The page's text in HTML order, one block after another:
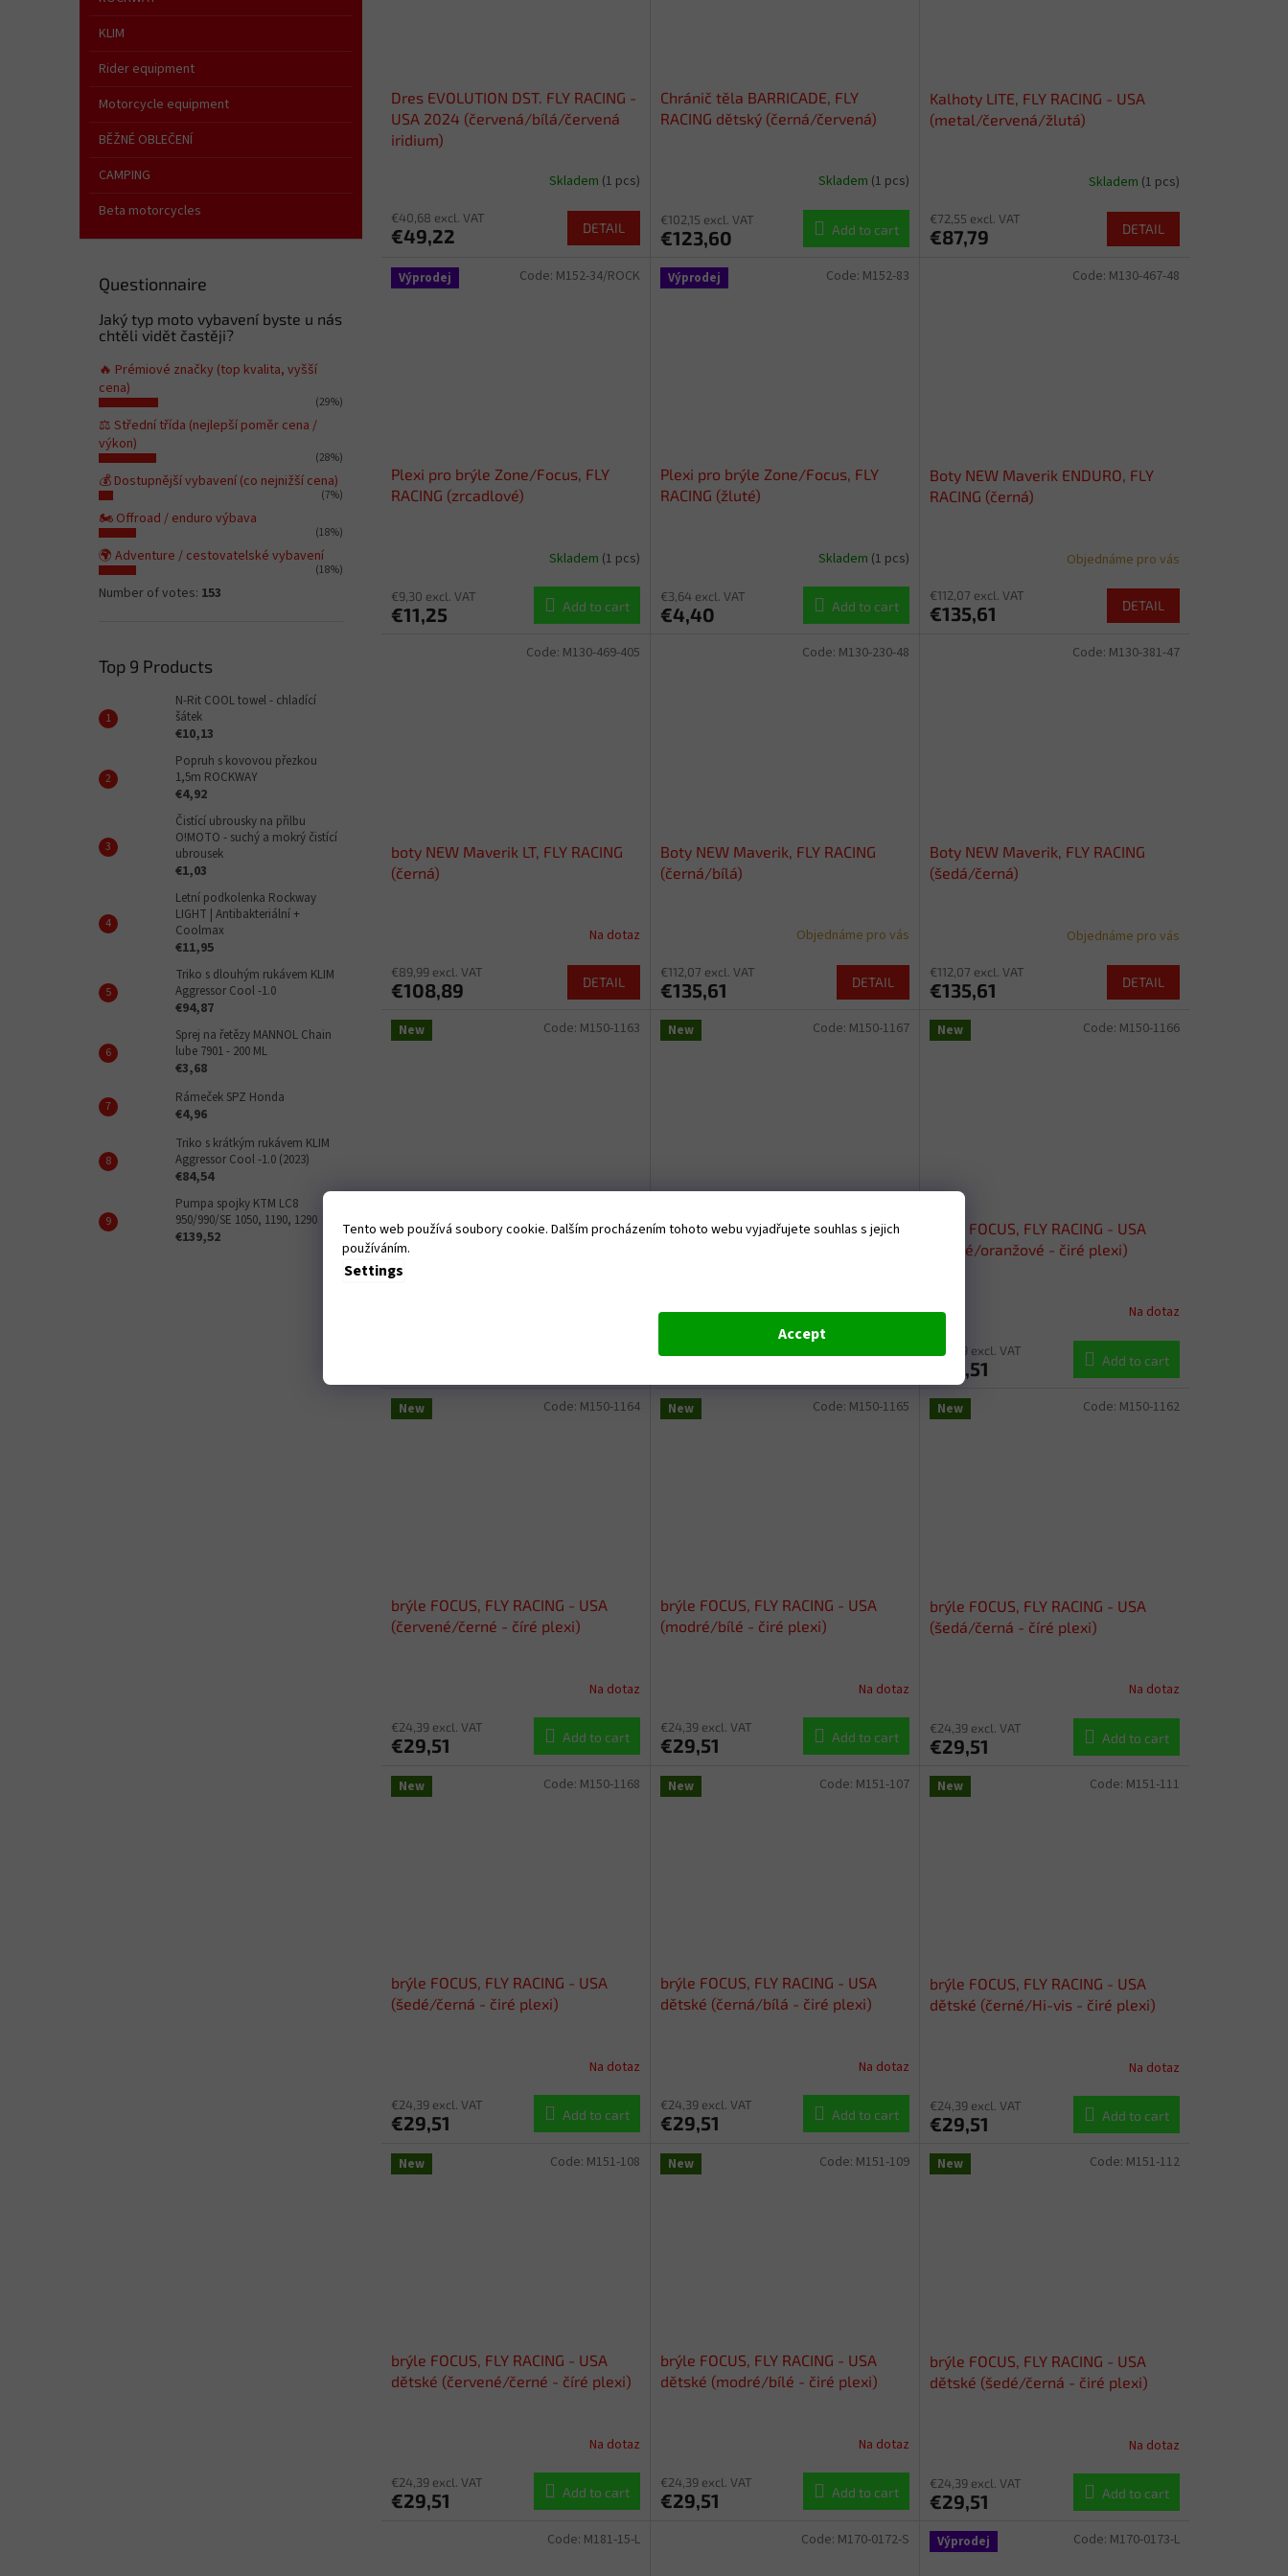
Tento web používá soubory cookie. Dalším procházením tohoto webu vyjadřujete souhlas s jejich
používáním.
Settings
Accept
KLIM
Rider equipment
Motorcycle equipment
BĚŽNÉ OBLEČENÍ
CAMPING
Beta motorcycles
Questionnaire
Jaký typ moto vybavení byste u nás
chtěli vidět častěji?
🔥 Prémiové značky (top kvalita, vyšší
cena)
(29%)
⚖️ Střední třída (nejlepší poměr cena /
výkon)
(28%)
💰 Dostupnější vybavení (co nejnižší cena)
(7%)
🏍️ Offroad / enduro výbava
(18%)
🌍 Adventure / cestovatelské vybavení
(18%)
Number of votes: 153
Top 9 Products
N-Rit COOL towel - chladící
šátek
€10,13
Popruh s kovovou přezkou
1,5m ROCKWAY
€4,92
Čistící ubrousky na přilbu
O!MOTO - suchý a mokrý čistící
ubrousek
€1,03
Letní podkolenka Rockway
LIGHT | Antibakteriální +
Coolmax
€11,95
Triko s dlouhým rukávem KLIM
Aggressor Cool -1.0
€94,87
Sprej na řetězy MANNOL Chain
lube 7901 - 200 ML
€3,68
Rámeček SPZ Honda
€4,96
Triko s krátkým rukávem KLIM
Aggressor Cool -1.0 (2023)
€84,54
Pumpa spojky KTM LC8
950/990/SE 1050, 1190, 1290
€139,52
Dres EVOLUTION DST. FLY RACING -
USA 2024 (červená/bílá/červená
iridium)
Skladem (1 pcs)
€40,68 excl. VAT
€49,22 DETAIL
Chránič těla BARRICADE, FLY
RACING dětský (černá/červená)
Skladem (1 pcs)
€102,15 excl. VAT
€123,60 Add to cart
Kalhoty LITE, FLY RACING - USA
(metal/červená/žlutá)
Skladem (1 pcs)
€72,55 excl. VAT
€87,79 DETAIL
Výprodej
Plexi pro brýle Zone/Focus, FLY
RACING (zrcadlové)
Skladem (1 pcs)
€9,30 excl. VAT
€11,25 Add to cart
Code: M152-34/ROCK Výprodej
Plexi pro brýle Zone/Focus, FLY
RACING (žluté)
Skladem (1 pcs)
€3,64 excl. VAT
€4,40 Add to cart
Code: M152-83
Boty NEW Maverik ENDURO, FLY
RACING (černá)
Objednáme pro vás
€112,07 excl. VAT
€135,61 DETAIL
Code: M130-467-48
boty NEW Maverik LT, FLY RACING
(černá)
Na dotaz
€89,99 excl. VAT
€108,89 DETAIL
Code: M130-469-405
Boty NEW Maverik, FLY RACING
(černá/bílá)
Objednáme pro vás
€112,07 excl. VAT
€135,61 DETAIL
Code: M130-230-48
Boty NEW Maverik, FLY RACING
(šedá/černá)
Objednáme pro vás
€112,07 excl. VAT
€135,61 DETAIL
Code: M130-381-47
New
brýle FOCUS, FLY RACING - USA
(černá/bílá - čiré plexi)
Code: M150-1163 New
brýle FOCUS, FLY RACING - USA
Na dotaz
Add to cart
Code: M150-1167 New
brýle FOCUS, FLY RACING - USA
(černé/oranžové - čiré plexi)
Na dotaz
€24,39 excl. VAT
€29,51 Add to cart
Code: M150-1166
New
brýle FOCUS, FLY RACING - USA
(červené/černé - číré plexi)
Na dotaz
€24,39 excl. VAT
€29,51 Add to cart
Code: M150-1164 New
brýle FOCUS, FLY RACING - USA
(modré/bílé - čiré plexi)
Na dotaz
€24,39 excl. VAT
€29,51 Add to cart
Code: M150-1165 New
brýle FOCUS, FLY RACING - USA
(šedá/černá - číré plexi)
Na dotaz
€24,39 excl. VAT
€29,51 Add to cart
Code: M150-1162
New
brýle FOCUS, FLY RACING - USA
(šedé/černá - čiré plexi)
Na dotaz
€24,39 excl. VAT
€29,51 Add to cart
Code: M150-1168 New
brýle FOCUS, FLY RACING - USA
dětské (černá/bílá - čiré plexi)
Na dotaz
€24,39 excl. VAT
€29,51 Add to cart
Code: M151-107 New
brýle FOCUS, FLY RACING - USA
dětské (černé/Hi-vis - čiré plexi)
Na dotaz
€24,39 excl. VAT
€29,51 Add to cart
Code: M151-111
New
brýle FOCUS, FLY RACING - USA
dětské (červené/černé - číré plexi)
Na dotaz
€24,39 excl. VAT
€29,51 Add to cart
Code: M151-108 New
brýle FOCUS, FLY RACING - USA
dětské (modré/bílé - čiré plexi)
Na dotaz
€24,39 excl. VAT
€29,51 Add to cart
Code: M151-109 New
brýle FOCUS, FLY RACING - USA
dětské (šedé/černá - čiré plexi)
Na dotaz
€24,39 excl. VAT
€29,51 Add to cart
Code: M151-112
Code: M181-15-L Code: M170-0172-S Výprodej Code: M170-0173-L